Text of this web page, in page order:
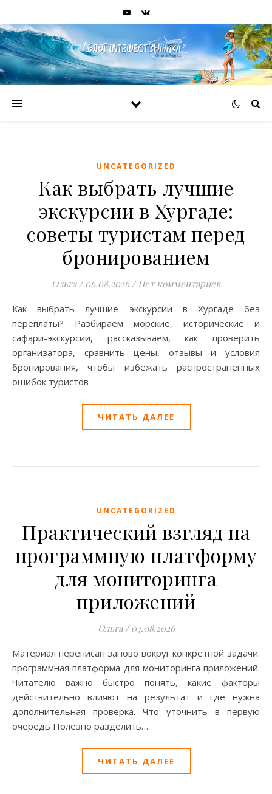
UNCATEGORIZED
Как выбрать лучшие
экскурсии в Хургаде:
советы туристам перед
бронированием
Ольга / 06.08.2026 / Нет комментариев
Как выбрать лучшие экскурсии в Хургаде без
переплаты? Разбираем морские, исторические и
сафари-экскурсии, рассказываем, как проверить
организатора, сравнить цены, отзывы и условия
бронирования, чтобы избежать распространенных
ошибок туристов
ЧИТАТЬ ДАЛЕЕ
UNCATEGORIZED
Практический взгляд на
программную платформу
для мониторинга
приложений
Ольга / 04.08.2026
Материал переписан заново вокруг конкретной задачи:
программная платформа для мониторинга приложений.
Читателю важно быстро понять, какие факторы
действительно влияют на результат и где нужна
дополнительная проверка. Что уточнить в первую
очередь Полезно разделить…
ЧИТАТЬ ДАЛЕЕ